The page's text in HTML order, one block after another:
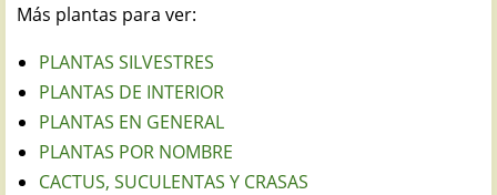
Más plantas para ver:
PLANTAS SILVESTRES
PLANTAS DE INTERIOR
PLANTAS EN GENERAL
PLANTAS POR NOMBRE
CACTUS, SUCULENTAS Y CRASAS